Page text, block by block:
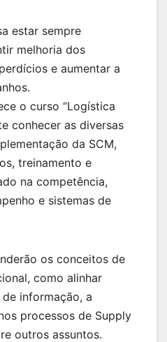
estar sempre
melhoria dos
e aumentar a
o curso “Logística
conhecer as diversas
da SCM,
treinamento e
na competência,
e sistemas de
os conceitos de
como alinhar
informação, a
processos de Supply
outros assuntos.